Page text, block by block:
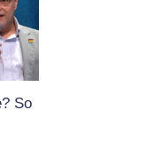
So